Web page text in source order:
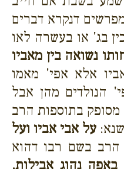
דנקרא דברים
בג' או בעשרה לאו
נשואה בין מאביו
אלא אפי' מאמו
הנולדים מהן אבל
בתוספות הרב
על אבי אביו ועל
הרב בשם רבו דהוא
באפה נהוג אבילות.